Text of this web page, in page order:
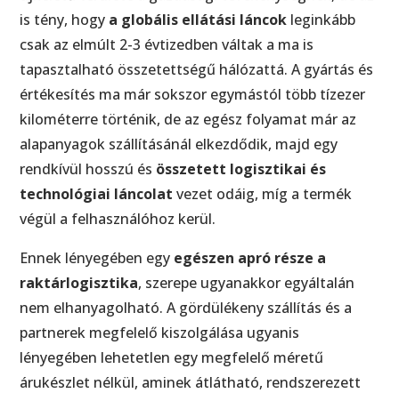
is tény, hogy a globális ellátási láncok leginkább
csak az elmúlt 2-3 évtizedben váltak a ma is
tapasztalható összetettségű hálózattá. A gyártás és
értékesítés ma már sokszor egymástól több tízezer
kilométerre történik, de az egész folyamat már az
alapanyagok szállításánál elkezdődik, majd egy
rendkívül hosszú és összetett logisztikai és
technológiai láncolat vezet odáig, míg a termék
végül a felhasználóhoz kerül.
Ennek lényegében egy egészen apró része a
raktárlogisztika, szerepe ugyanakkor egyáltalán
nem elhanyagolható. A gördülékeny szállítás és a
partnerek megfelelő kiszolgálása ugyanis
lényegében lehetetlen egy megfelelő méretű
árukészlet nélkül, aminek átlátható, rendszerezett